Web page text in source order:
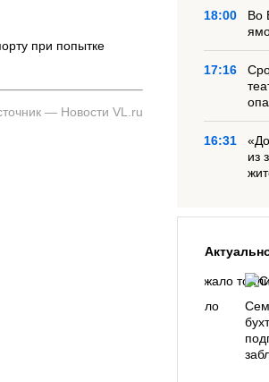
при попытке
— Новости VL.ru
18:00
Во
17:16
16:31
из
Владивостока снова подорожало